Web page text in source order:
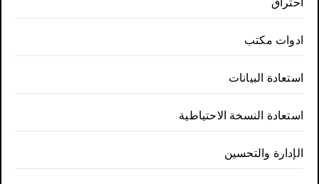
احتراق
ادوات مكتب
استعادة البيانات
استعادة النسخة الاحتياطية
الإدارة والتحسين